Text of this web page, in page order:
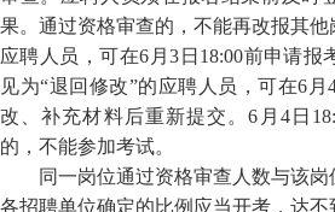
果。通过资格审查的，不能再改报其
应聘人员，可在6 月3 日18:00前申请
见为“退回修改”的应聘人员，可在6 月
改、补充材料后重新提交。6 月 4日
的，不能参加考试。
同一岗位通过资格审查人数与该
各招聘单位确定的比例应当开考，达